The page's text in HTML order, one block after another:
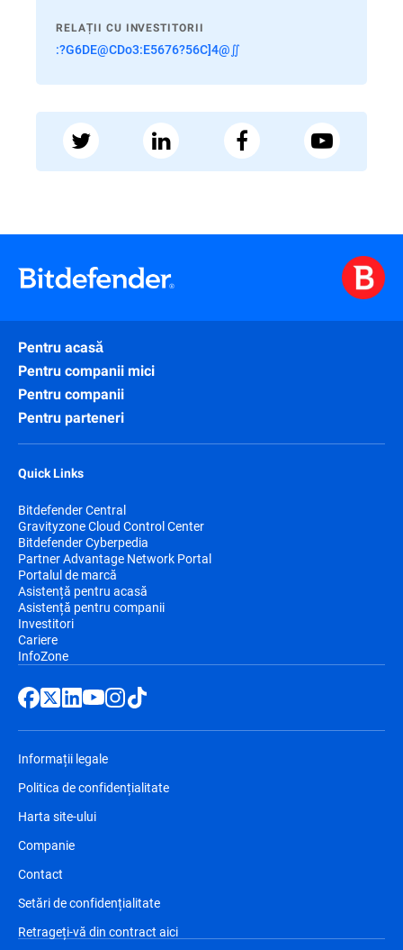
RELAȚII CU INVESTITORII
:?G6DE@CDo3:E5676?56C]4@∬
Pentru acasă
Pentru companii mici
Pentru companii
Pentru parteneri
Quick Links
Bitdefender Central
Gravityzone Cloud Control Center
Bitdefender Cyberpedia
Partner Advantage Network Portal
Portalul de marcă
Asistență pentru acasă
Asistență pentru companii
Investitori
Cariere
InfoZone
Informații legale
Politica de confidențialitate
Harta site-ului
Companie
Contact
Setări de confidențialitate
Retrageți-vă din contract aici